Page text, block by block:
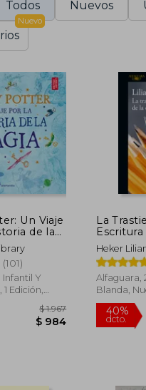
Todos Nuevos
Nuevo
Un Viaje
de la
Potter:
Magic =
(101)
Y
Edición,
Nuevo
La
Escritura
Heker
Alfaguara,
Blanda,